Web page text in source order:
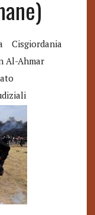
Cisgiordania
Al-Ahmar